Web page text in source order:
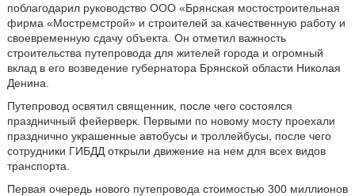
поблагодарил руководство ООО «Брянская мостостроительная
фирма «Мостремстрой» и строителей за качественную работу и
своевременную сдачу объекта. Он отметил важность
строительства путепровода для жителей города и огромный
вклад в его возведение губернатора Брянской области Николая
Денина.
Путепровод освятил священник, после чего состоялся
праздничный фейерверк. Первыми по новому мосту проехали
празднично украшенные автобусы и троллейбусы, после чего
сотрудники ГИБДД открыли движение на нем для всех видов
транспорта.
Первая очередь нового путепровода стоимостью 300 миллионов